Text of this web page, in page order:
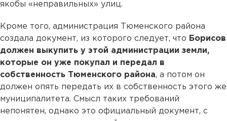
якобы «неправильных» улиц.
Кроме того, администрация Тюменского района
создала документ, из которого следует, что Борисов
должен выкупить у этой администрации земли,
которые он уже покупал и передал в
собственность Тюменского района, а потом он
должен опять передать их в собственность этого же
муниципалитета. Смысл таких требований
непонятен, однако это официальный документ, с